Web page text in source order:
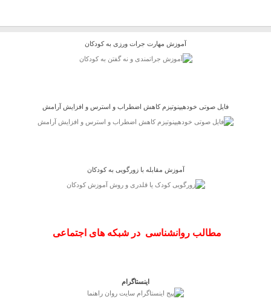
آموزش مقابله با زورگویی به کودکان
فایل صوتی خودهیپنوتیزم کاهش اضطراب و استرس و افزایش آرامش
آموزش مهارت جرات ورزی به کودکان
مطالب روانشناسی در شبکه های اجتماعی
اینستاگرام